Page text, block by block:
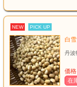
NEW PICK UP
白
丹波
価
在